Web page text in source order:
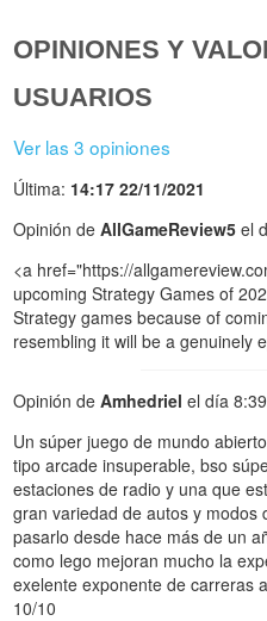
OPINIONES Y
USUARIOS
Ver las 3 opiniones
Última: 14:17 22/11/2021
Opinión deAllGameReview5 el
<a href="https://
upcoming Strategy Games of
Strategy games because of
resembling it will be a genuinely
Opinión deAmhedriel el día
Un súper juego de mundo
tipo arcade insuperable, bso
estaciones de radio y una que
gran variedad de autos y modos
pasarlo desde hace más de un
como lego mejoran mucho la
exelente exponente de carreras
10/10